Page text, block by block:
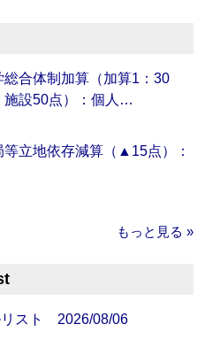
総合体制加算（加算1：30
施設50点）：個人…
等立地依存減算（▲15点）：
もっと見る »
リスト 2026/08/06